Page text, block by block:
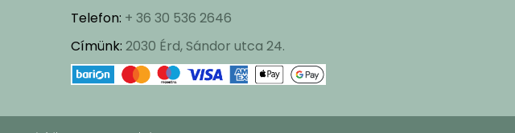
Telefon: + 36 30 536 2646
Címünk: 2030 Érd, Sándor utca 24.